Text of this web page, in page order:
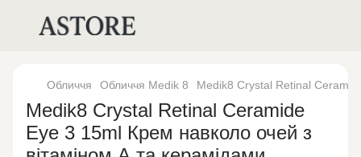
Обличчя Обличчя Medik 8 Medik8 Crystal Retinal
Medik8 Crystal Retinal Ceramide
Eye 3 15ml Крем навколо очей з